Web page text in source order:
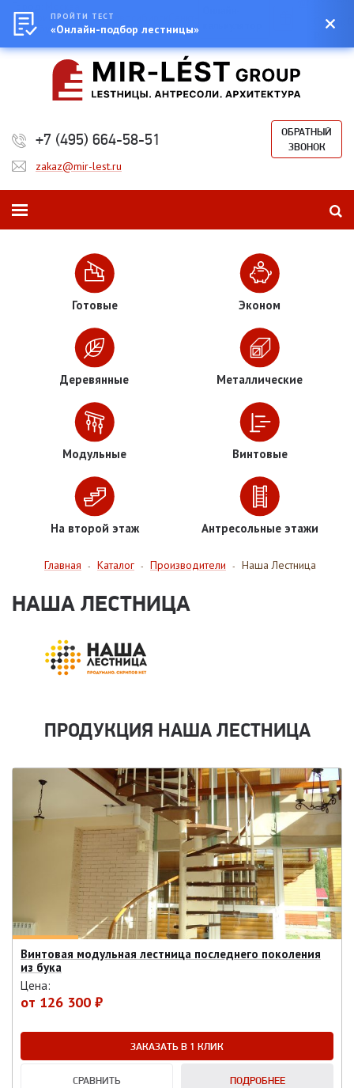
ЕкатеринбургКазаньНовосибирск
Петербург
Сумма:
+7 (495) 664-58-51
ОБРАТНЫЙ
ЗВОНОК
zakaz@mir-lest.ru
Готовые Эконом
Деревянные Металлические
Модульные Винтовые
На второй этаж Антресольные этажи
Главная - Каталог - Производители - Наша Лестница
НАША ЛЕСТНИЦА
ПРОДУКЦИЯ НАША ЛЕСТНИЦА
Винтовая модульная лестница последнего поколения
из бука
Цена:
от 126 300 ₽
ЗАКАЗАТЬ В 1 КЛИК
СРАВНИТЬ ПОДРОБНЕЕ
ПРОЙТИ ТЕСТ
«Онлайн-подбор лестницы»